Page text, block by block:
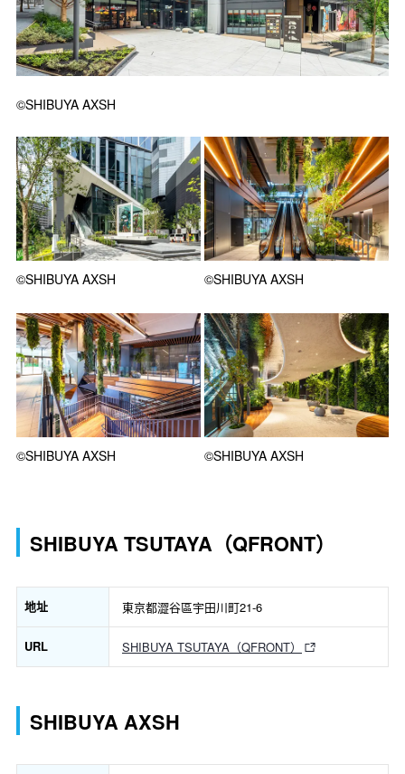
©SHIBUYA AXSH
©SHIBUYA AXSH ©SHIBUYA AXSH
©SHIBUYA AXSH ©SHIBUYA AXSH
SHIBUYA TSUTAYA（QFRONT）
地址 東京都澀谷區宇田川町21-6
URL SHIBUYA TSUTAYA（QFRONT）
SHIBUYA AXSH